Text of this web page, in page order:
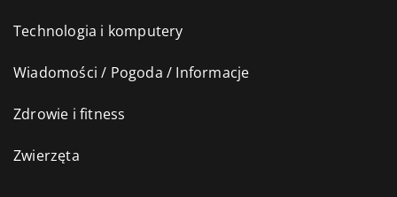
Technologia i komputery
Wiadomości / Pogoda / Informacje
Zdrowie i fitness
Zwierzęta